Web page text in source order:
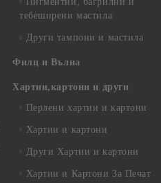
тебеширени мастила
Други тампони и мастила
Филц и Вълна
Хартии,картони и други
Перлени хартии и картони
Хартии и картони
Други Хартии и картони
Хартии и Картони За Печат